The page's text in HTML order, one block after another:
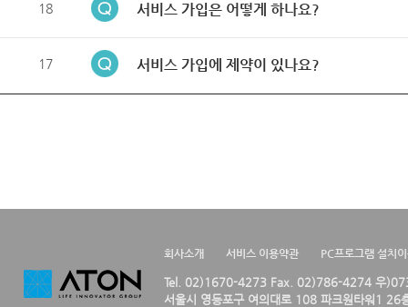
18 서비스 가입은 어떻게 하나요?
17 서비스 가입에 제약이 있나요?
회사소개 서비스 이용약관 PC프로그램 설치
Tel. 02)1670-4273 Fax. 02)786-4274 우
서울시 영등포구 여의대로 108 파크원타워1 26